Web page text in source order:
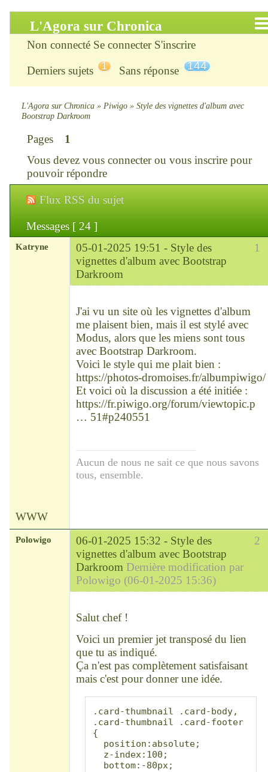
L'Agora sur Chronica
Accueil
Infos
Chercher
S’inscrire
Connexion
Chronica : le site
ChroniKat : les liens
CONTACT
Non connecté Se connecter S'inscrire
Derniers sujets 1 Sans réponse 144
L'Agora sur Chronica » Piwigo »Style des vignettes d'album avec
Bootstrap Darkroom
Pages
1
Vous devez vous connecterou vous inscrirepour
pouvoir répondre
Flux RSS du sujet
Messages [ 24 ]
1
Katryne 05-01-2025 19:51 - Style des
vignettes d'album avec Bootstrap
Darkroom
J'ai vu un site où les vignettes d'album
me plaisent bien, mais il est stylé avec
Modus, alors que les miens sont tous
avec Bootstrap Darkroom.
Voici le style qui me plait bien :
https://photos-dromoises.fr/albumpiwigo/
Et voici où la discussion a été initiée :
https://fr.piwigo.org/forum/viewtopic.p
… 51#p240551
Aucun de nous ne sait ce que nous savons
tous, ensemble.
WWW
2
Polowigo 06-01-2025 15:32 - Style des
vignettes d'album avec Bootstrap
Darkroom Dernière modification par
Polowigo (06-01-2025 15:36)
Salut chef !
Voici un premier jet transposé du lien
que tu as indiqué.
Ça n'est pas complètement satisfaisant
mais c'est pour donner une idée.
.card-thumbnail .card-body,
.card-thumbnail .card-footer
{